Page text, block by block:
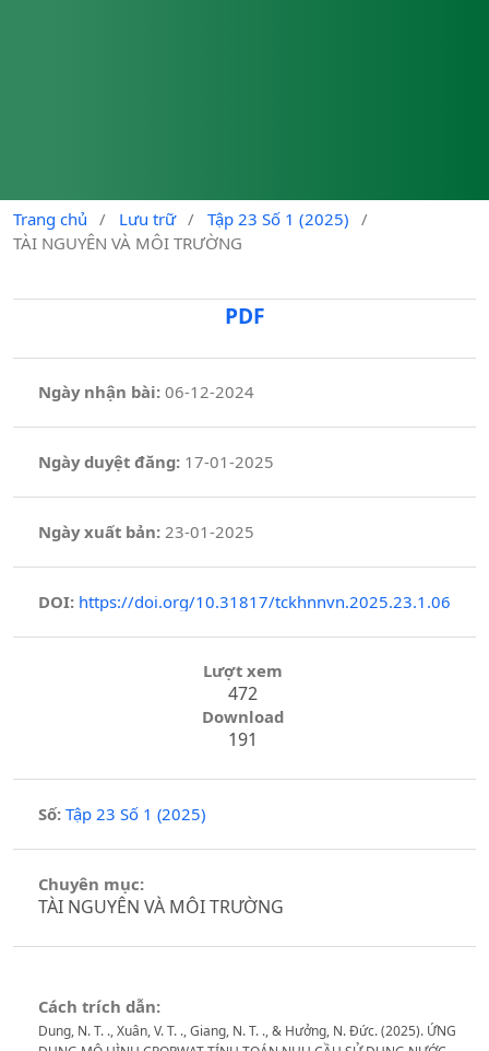
Trang chủ / Lưu trữ / Tập 23 Số 1 (2025)
/
TÀI NGUYÊN VÀ MÔI TRƯỜNG
PDF
Ngày nhận bài: 06-12-2024
Ngày duyệt đăng:17-01-2025
Ngày xuất bản: 23-01-2025
DOI: https://doi.org/10.31817/tckhnnvn.2025.23.1.06
Lượt xem
472
Download
191
Số: Tập 23 Số 1 (2025)
Chuyên mục:
TÀI NGUYÊN VÀ MÔI TRƯỜNG
Cách trích dẫn:
Dung, N. T. ., Xuân, V. T. ., Giang, N. T. ., & Hưởng, N. Đức. (2025). ỨNG